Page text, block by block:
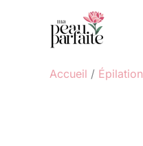
Accueil Épilation